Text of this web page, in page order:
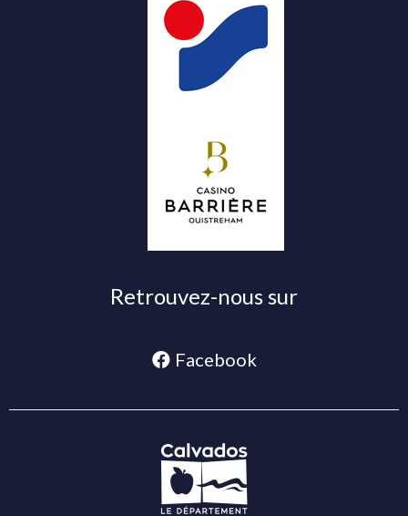
Retrouvez-nous sur
Facebook